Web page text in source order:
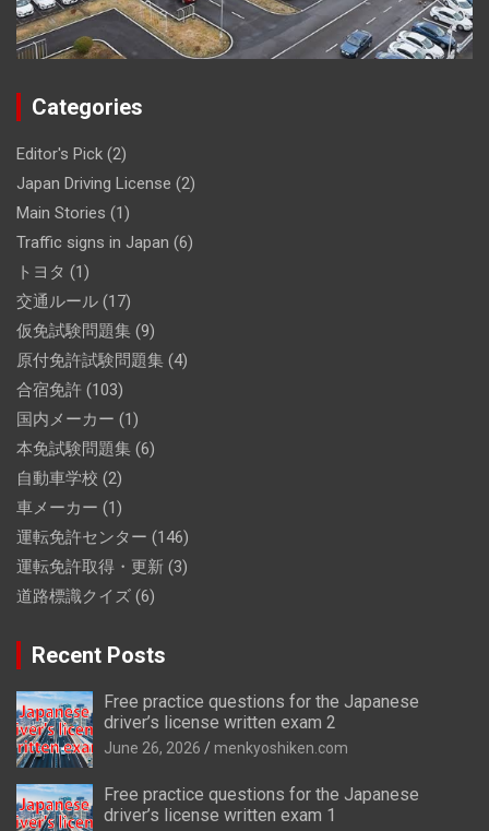
Categories
Editor's Pick (2)
Japan Driving License (2)
Main Stories (1)
Traffic signs in Japan (6)
トヨタ (1)
交通ルール (17)
仮免試験問題集 (9)
原付免許試験問題集 (4)
合宿免許 (103)
国内メーカー (1)
本免試験問題集 (6)
自動車学校 (2)
車メーカー (1)
運転免許センター (146)
運転免許取得・更新 (3)
道路標識クイズ (6)
Recent Posts
Free practice questions for the Japanese
driver’s license written exam 2
June 26, 2026 menkyoshiken.com
Free practice questions for the Japanese
driver’s license written exam 1